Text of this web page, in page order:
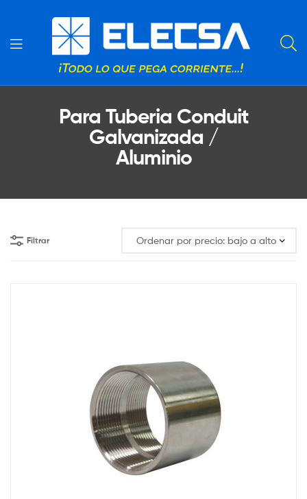
Para Tuberia Conduit
Galvanizada /
Aluminio
Filtrar